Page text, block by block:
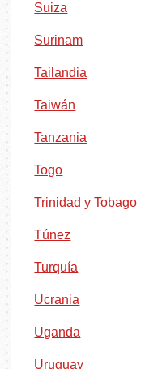
Suiza
Surinam
Tailandia
Taiwán
Tanzania
Togo
Trinidad y Tobago
Túnez
Turquía
Ucrania
Uganda
Uruguay